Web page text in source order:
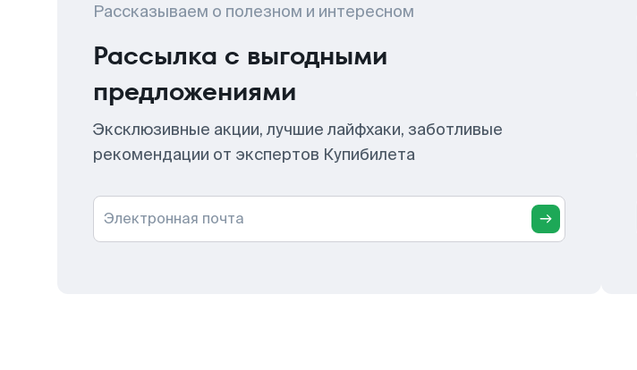
Рассказываем о полезном и интересном
Рассылка с выгодными
предложениями
Эксклюзивные акции, лучшие лайфхаки, заботливые
рекомендации от экспертов Купибилета
Электронная почта